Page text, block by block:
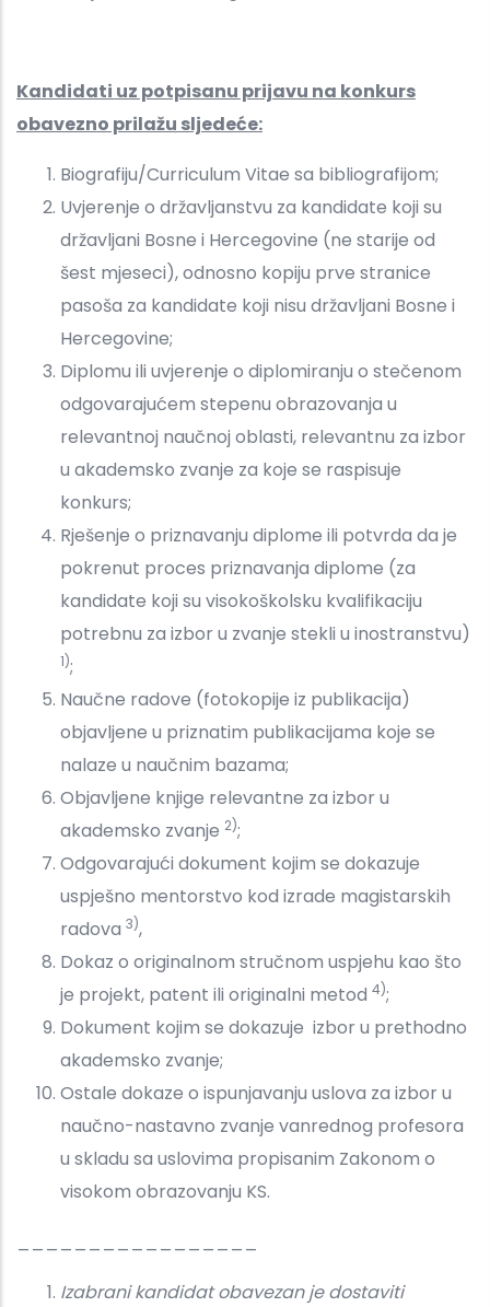
Kandidati uz potpisanu prijavu na konkurs
obavezno prilažu sljedeće:
Biografiju/Curriculum Vitae sa bibliografijom;
Uvjerenje o državljanstvu za kandidate koji su
državljani Bosne i Hercegovine (ne starije od
šest mjeseci), odnosno kopiju prve stranice
pasoša za kandidate koji nisu državljani Bosne i
Hercegovine;
Diplomu ili uvjerenje o diplomiranju o stečenom
odgovarajućem stepenu obrazovanja u
relevantnoj naučnoj oblasti, relevantnu za izbor
u akademsko zvanje za koje se raspisuje
konkurs;
Rješenje o priznavanju diplome ili potvrda da je
pokrenut proces priznavanja diplome (za
kandidate koji su visokoškolsku kvalifikaciju
potrebnu za izbor u zvanje stekli u inostranstvu)
1);
Naučne radove (fotokopije iz publikacija)
objavljene u priznatim publikacijama koje se
nalaze u naučnim bazama;
Objavljene knjige relevantne za izbor u
akademsko zvanje 2);
Odgovarajući dokument kojim se dokazuje
uspješno mentorstvo kod izrade magistarskih
radova 3),
Dokaz o originalnom stručnom uspjehu kao što
je projekt, patent ili originalni metod 4);
Dokument kojim se dokazuje izbor u prethodno
akademsko zvanje;
Ostale dokaze o ispunjavanju uslova za izbor u
naučno-nastavno zvanje vanrednog profesora
u skladu sa uslovima propisanim Zakonom o
visokom obrazovanju KS.
Izabrani kandidat obavezan je dostaviti